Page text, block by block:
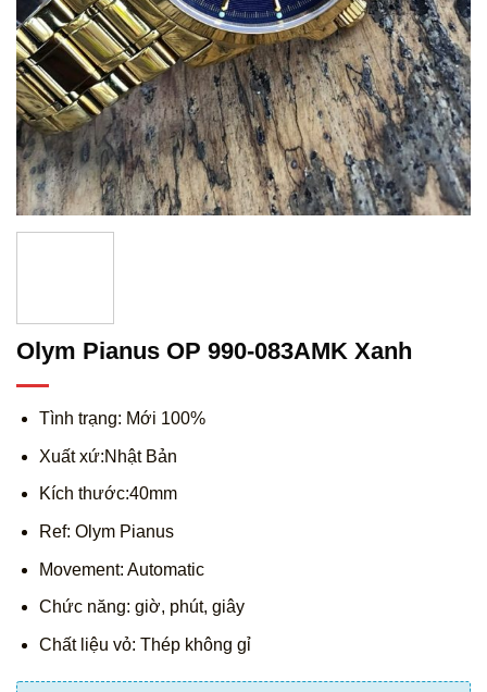
Olym Pianus OP 990-083AMK Xanh
Tình trạng: Mới 100%
Xuất xứ:Nhật Bản
Kích thước:40mm
Ref: Olym Pianus
Movement: Automatic
Chức năng: giờ, phút, giây
Chất liệu vỏ: Thép không gỉ